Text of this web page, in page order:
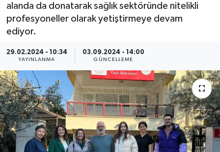
alanda da donatarak sağlık sektöründe nitelikli
profesyoneller olarak yetiştirmeye devam
ediyor.
29.02.2024 - 10:34
YAYINLANMA
03.09.2024 - 14:00
GÜNCELLEME
SPOR
MAGAZİN
ÖZEL HABER
DTO
RESMİ REKLAM
Haber Arşivi